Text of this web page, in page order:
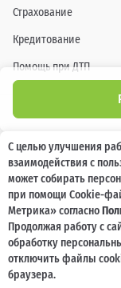
Страхование
Кредитование
Помощь при ДТП
Информация о
гамме и стоимости
их проведения,
характер и ни при
определяемой
Российской Федерации.
С целью улучшения
взаимодействия с
может собирать
при помощи Cookie-
Метрика» согласно
Продолжая работу с
обработку
отключить файлы
браузера.